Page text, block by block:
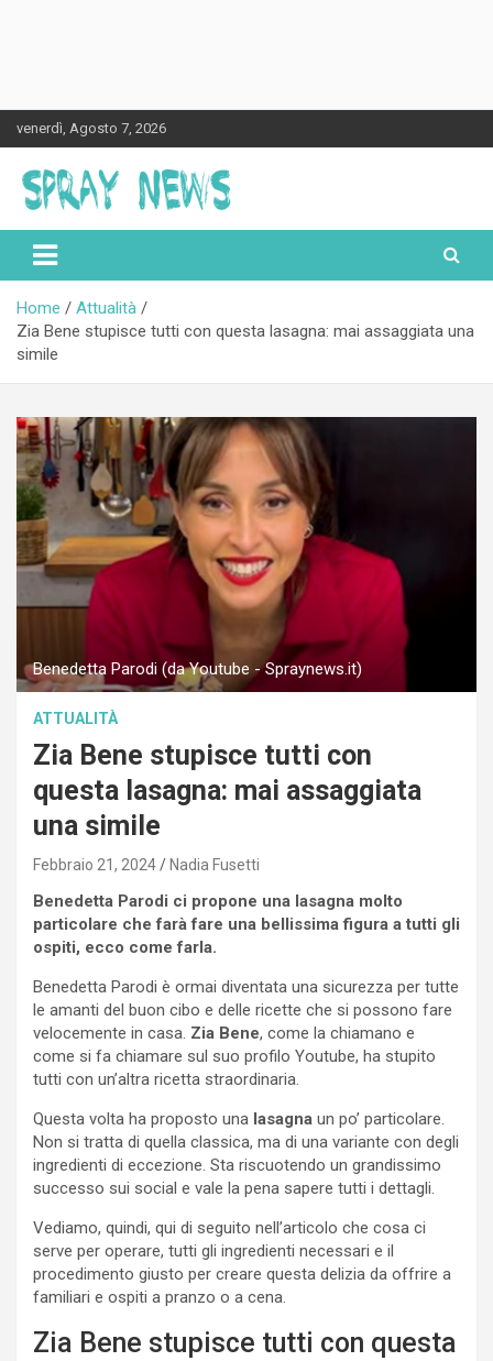
to
content
venerdì, Agosto 7, 2026
Spraynews.it
Home
Attualità
Zia Bene stupisce tutti con questa lasagna: mai assaggiata una
simile
Benedetta Parodi (da Youtube - Spraynews.it)
ATTUALITÀ
Zia Bene stupisce tutti con
questa lasagna: mai assaggiata
una simile
Febbraio 21, 2024 Nadia Fusetti
Benedetta Parodi ci propone una lasagna molto
particolare che farà fare una bellissima figura a tutti gli
ospiti, ecco come farla.
Benedetta Parodi è ormai diventata una sicurezza per tutte
le amanti del buon cibo e delle ricette che si possono fare
velocemente in casa. Zia Bene, come la chiamano e
come si fa chiamare sul suo profilo Youtube, ha stupito
tutti con un’altra ricetta straordinaria.
Questa volta ha proposto una lasagna un po’ particolare.
Non si tratta di quella classica, ma di una variante con degli
ingredienti di eccezione. Sta riscuotendo un grandissimo
successo sui social e vale la pena sapere tutti i dettagli.
Vediamo, quindi, qui di seguito nell’articolo che cosa ci
serve per operare, tutti gli ingredienti necessari e il
procedimento giusto per creare questa delizia da offrire a
familiari e ospiti a pranzo o a cena.
Zia Bene stupisce tutti con questa